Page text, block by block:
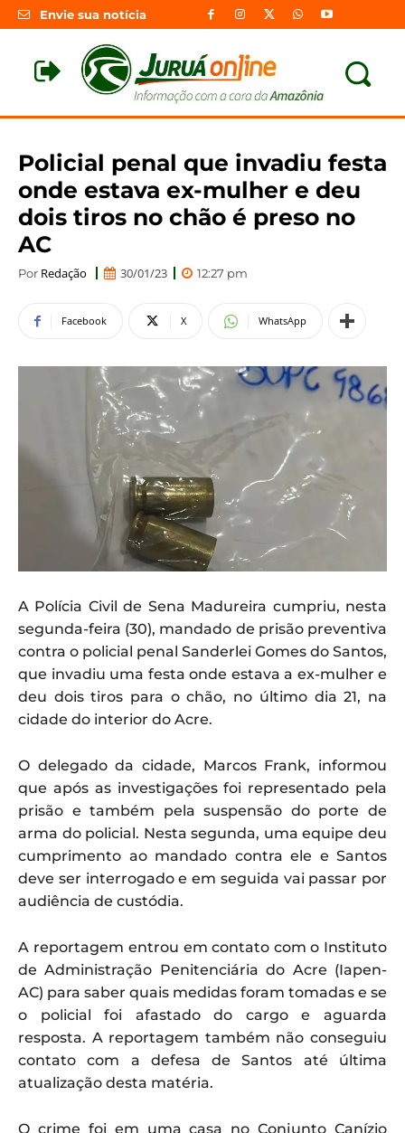
Envie sua notícia
Policial penal que invadiu festa
onde estava ex-mulher e deu
dois tiros no chão é preso no
AC
Por Redação 30/01/23 12:27 pm
Facebook X WhatsApp
A Polícia Civil de Sena Madureira cumpriu, nesta
segunda-feira (30), mandado de prisão preventiva
contra o policial penal Sanderlei Gomes do Santos,
que invadiu uma festa onde estava a ex-mulher e
deu dois tiros para o chão, no último dia 21, na
cidade do interior do Acre.
O delegado da cidade, Marcos Frank, informou
que após as investigações foi representado pela
prisão e também pela suspensão do porte de
arma do policial. Nesta segunda, uma equipe deu
cumprimento ao mandado contra ele e Santos
deve ser interrogado e em seguida vai passar por
audiência de custódia.
A reportagem entrou em contato com o Instituto
de Administração Penitenciária do Acre (Iapen-
AC) para saber quais medidas foram tomadas e se
o policial foi afastado do cargo e aguarda
resposta. A reportagem também não conseguiu
contato com a defesa de Santos até última
atualização desta matéria.
O crime foi em uma casa no Conjunto Canízio